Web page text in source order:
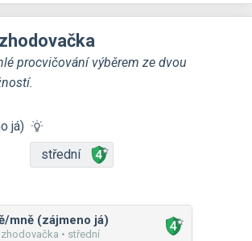
procvičování výběrem ze dvou
já)
střední
mně (zájmeno já)
• střední